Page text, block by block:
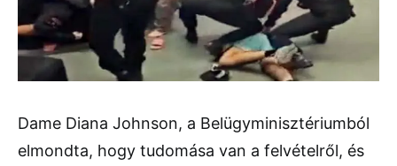
Dame Diana Johnson, a Belügyminisztériumból
elmondta, hogy tudomása van a felvételről, és